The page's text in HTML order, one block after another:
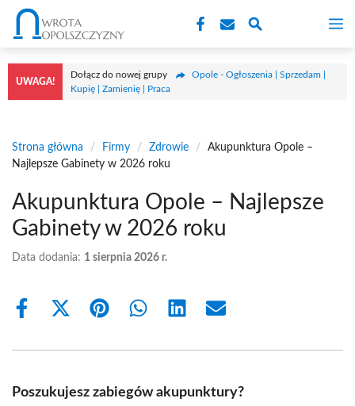
Przejdź
treści
UWAGA!
Dołącz do nowej grupy
Opole - Ogłoszenia | Sprzedam |
Kupię | Zamienię | Praca
Strona główna / Firmy / Zdrowie /
Akupunktura Opole –
Najlepsze Gabinety w 2026 roku
Akupunktura Opole – Najlepsze
Gabinety w 2026 roku
Data dodania: 1 sierpnia 2026 r.
Share
Share
(Twitter)
Share Share Share Share
Poszukujesz zabiegów akupunktury?